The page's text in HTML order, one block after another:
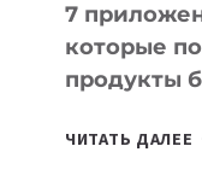
7
которые
продукты
ЧИТАТЬ ДАЛЕЕ